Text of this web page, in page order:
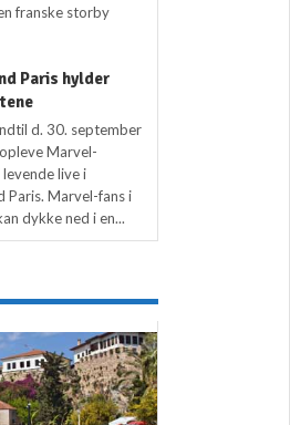
franske storby
Paris hylder
d. 30. september
Marvel-
live i
Paris. Marvel-fans i
dykke ned i en...